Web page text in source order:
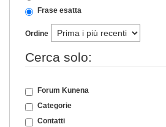
Frase esatta
Ordine
Cerca solo:
Forum Kunena
Categorie
Contatti